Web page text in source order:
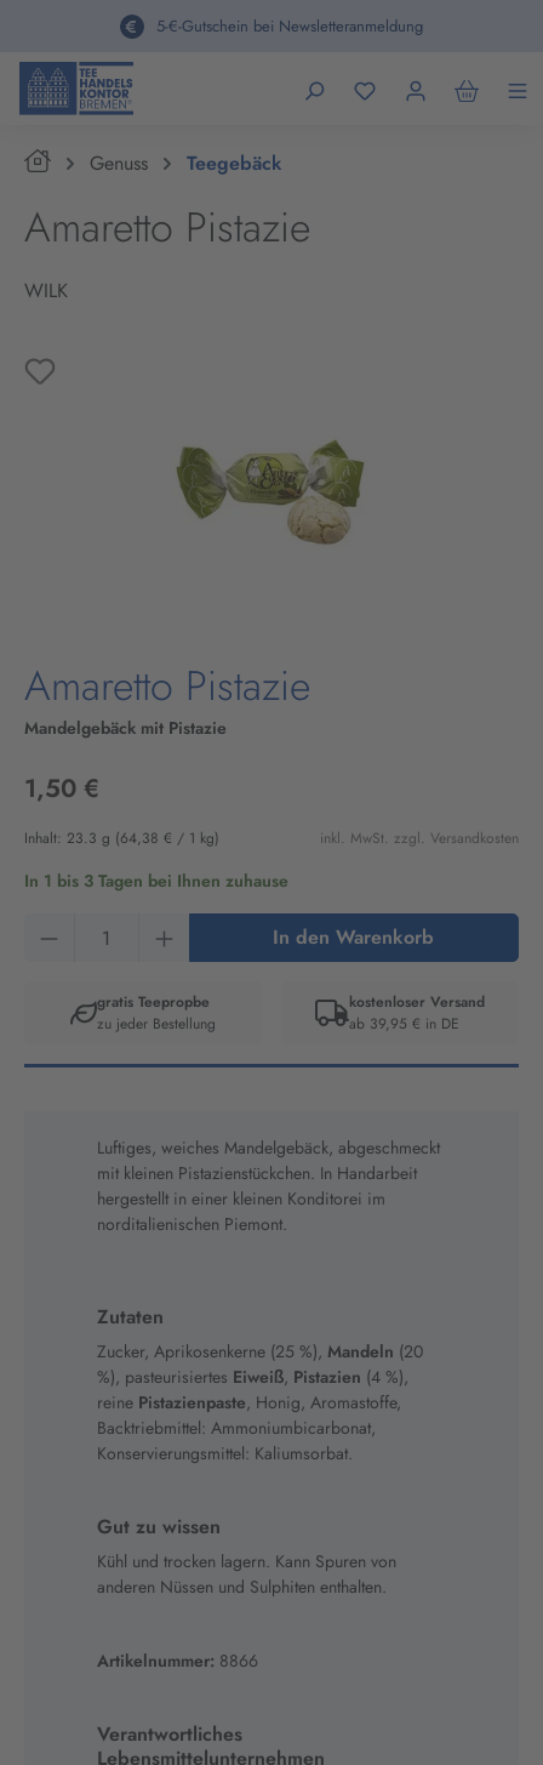
5-€-Gutschein bei Newsletteranmeldung
HomeGenuss Teegebäck
Amaretto Pistazie
WILK
Bildergalerie überspringen
Amaretto Pistazie
Mandelgebäck mit Pistazie
1,50 €
Inhalt: 23.3 g (64,38 € / 1 kg) inkl. MwSt. zzgl. Versandkosten
In 1 bis 3 Tagen bei Ihnen zuhause
Produkt Anzahl: Gib den gewünschten Wert
In den Warenkorb
gratis Teepropbe
zu jeder Bestellung
kostenloser Versand
ab 39,95 € in DE
Artikelnummer:
8866
Luftiges, weiches Mandelgebäck, abgeschmeckt
mit kleinen Pistazienstückchen. In Handarbeit
hergestellt in einer kleinen Konditorei im
norditalienischen Piemont.
Zutaten
Zucker, Aprikosenkerne (25 %), Mandeln (20
%), pasteurisiertes Eiweiß, Pistazien (4 %),
reine Pistazienpaste, Honig, Aromastoffe,
Backtriebmittel: Ammoniumbicarbonat,
Konservierungsmittel: Kaliumsorbat.
Gut zu wissen
Kühl und trocken lagern. Kann Spuren von
anderen Nüssen und Sulphiten enthalten.
Artikelnummer: 8866
Verantwortliches
Lebensmittelunternehmen